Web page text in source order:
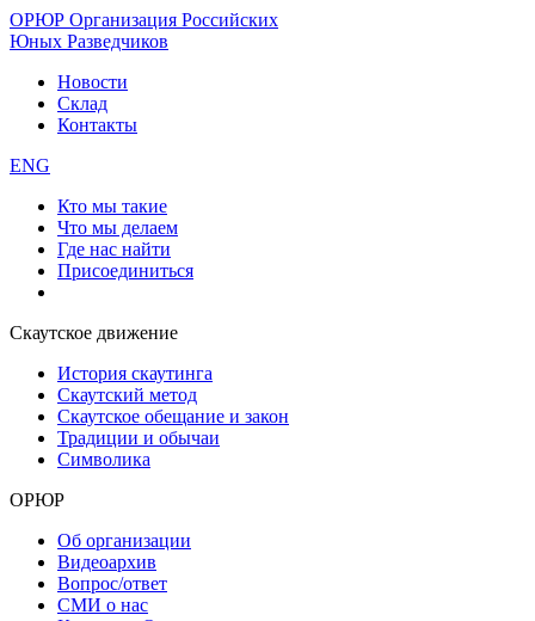
ОРЮР Организация Российских
Юных Разведчиков
Новости
Склад
Контакты
ENG
Кто мы такие
Что мы делаем
Где нас найти
Присоединиться
Скаутское движение
История скаутинга
Скаутский метод
Скаутское обещание и закон
Традиции и обычаи
Символика
ОРЮР
Об организации
Видеоархив
Вопрос/ответ
СМИ о нас